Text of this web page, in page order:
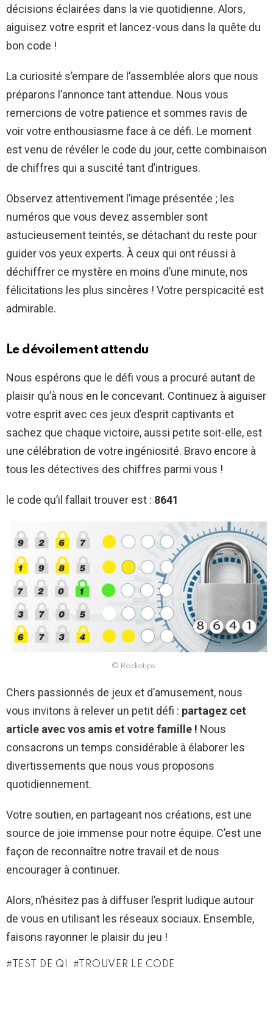
décisions éclairées dans la vie quotidienne. Alors,
aiguisez votre esprit et lancez-vous dans la quête du
bon code !
La curiosité s’empare de l’assemblée alors que nous
préparons l’annonce tant attendue. Nous vous
remercions de votre patience et sommes ravis de
voir votre enthousiasme face à ce défi. Le moment
est venu de révéler le code du jour, cette combinaison
de chiffres qui a suscité tant d’intrigues.
Observez attentivement l’image présentée ; les
numéros que vous devez assembler sont
astucieusement teintés, se détachant du reste pour
guider vos yeux experts. À ceux qui ont réussi à
déchiffrer ce mystère en moins d’une minute, nos
félicitations les plus sincères ! Votre perspicacité est
admirable.
Le dévoilement attendu
Nous espérons que le défi vous a procuré autant de
plaisir qu’à nous en le concevant. Continuez à aiguiser
votre esprit avec ces jeux d’esprit captivants et
sachez que chaque victoire, aussi petite soit-elle, est
une célébration de votre ingéniosité. Bravo encore à
tous les détectives des chiffres parmi vous !
le code qu’il fallait trouver est : 8641
© Radiotips
Chers passionnés de jeux et d’amusement, nous
vous invitons à relever un petit défi : partagez cet
article avec vos amis et votre famille ! Nous
consacrons un temps considérable à élaborer les
divertissements que nous vous proposons
quotidiennement.
Votre soutien, en partageant nos créations, est une
source de joie immense pour notre équipe. C’est une
façon de reconnaître notre travail et de nous
encourager à continuer.
Alors, n’hésitez pas à diffuser l’esprit ludique autour
de vous en utilisant les réseaux sociaux. Ensemble,
faisons rayonner le plaisir du jeu !
TEST DE QI TROUVER LE CODE